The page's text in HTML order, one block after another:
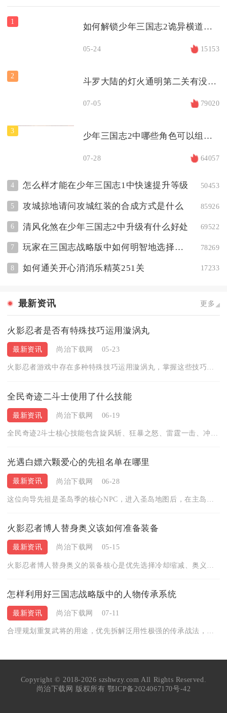
1
如何解锁少年三国志2诡异横道中的隐藏关卡
05-24 15153
2
斗罗大陆的灯火通明第二关有没有攻略
07-05 79020
3
少年三国志2中哪些角色可以组成最佳组合
07-28 64057
4 怎么样才能在少年三国志1中快速提升等级 50453
5 攻城掠地请问攻城红装的合成方式是什么 85926
6 清风化煞在少年三国志2中升级有什么好处 69522
7 玩家在三国志战略版中如何明智地选择武将 78269
8 如何通关开心消消乐精英251关 17233
最新资讯 更多
火影忍者是否有特殊技巧运用漩涡丸
最新资讯 尚治下载网 05-23
火影忍者游戏中存在多种特殊技巧运用漩涡丸，掌握这些技巧能大幅...
全民奇迹二斗士使用了什么技能
最新资讯 尚治下载网 06-19
全民奇迹2斗士核心技能包含旋风斩、狂暴之怒、雷霆一击、冲锋、...
光遇白嫖六颗爱心的先祖名单在哪里
最新资讯 尚治下载网 06-28
火影忍者博人替身奥义该如何准备装备
最新资讯 尚治下载网 05-15
怎样利用好三国志战略版中的人物传承系统
最新资讯 尚治下载网 07-11
合理规划重复武将的用途，优先拆解泛用性极强的传承战法，保留主...
Copyright © 2018-2026 szshwzy.com All Rights Reserved.
尚治下载网 版权所有鄂ICP备2024067170号-42